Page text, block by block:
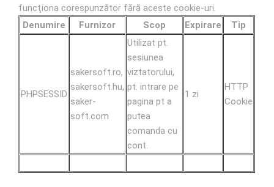
funcţiona corespunzător fără aceste cookie-uri.
Denumire
Furnizor Scop Expirare Tip
PHPSESSID
sakersoft.ro,
sakersoft.hu,
saker-
soft.com
Utilizat pt.
sesiunea
viztatorului,
pt. intrare pe
pagina pt a
putea
comanda cu
cont.
1 zi
HTTP
Cookie